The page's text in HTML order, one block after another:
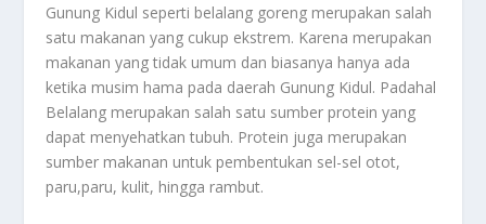
Gunung Kidul seperti belalang goreng merupakan salah
satu makanan yang cukup ekstrem. Karena merupakan
makanan yang tidak umum dan biasanya hanya ada
ketika musim hama pada daerah Gunung Kidul. Padahal
Belalang merupakan salah satu sumber protein yang
dapat menyehatkan tubuh. Protein juga merupakan
sumber makanan untuk pembentukan sel-sel otot,
paru,paru, kulit, hingga rambut.